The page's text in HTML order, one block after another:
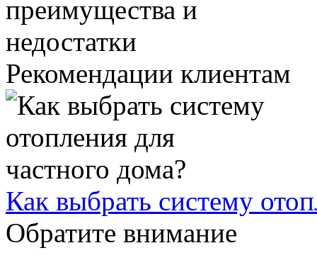
Рекомендации клиентам
Как выбрать систему
Обратите внимание